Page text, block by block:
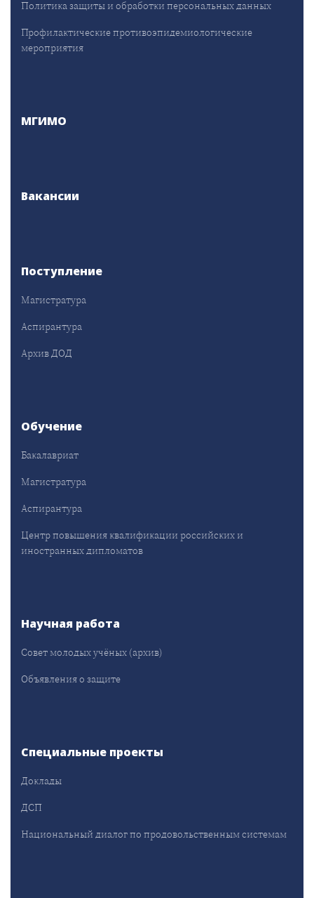
Политика защиты и обработки персональных данных
Профилактические противоэпидемиологические
мероприятия
МГИМО
Вакансии
Поступление
Магистратура
Аспирантура
Архив ДОД
Обучение
Бакалавриат
Магистратура
Аспирантура
Центр повышения квалификации российских и
иностранных дипломатов
Научная работа
Совет молодых учёных (архив)
Объявления о защите
Специальные проекты
Доклады
ДСП
Национальный диалог по продовольственным системам